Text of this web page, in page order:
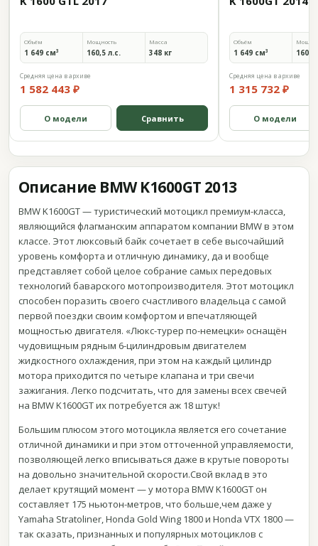
Объём
1 649 см³
Мощность
160,5 л.с.
Масса
348 кг
Средняя цена в архиве
1 582 443 ₽
О модели Сравнить
Объём
1 649 см³ 160,5
Средняя цена в архиве
1 315 732 ₽
О модели
Описание BMW K1600GT 2013
BMW K1600GT — туристический мотоцикл премиум-класса,
являющийся флагманским аппаратом компании BMW в этом
классе. Этот люксовый байк сочетает в себе высочайший
уровень комфорта и отличную динамику, да и вообще
представляет собой целое собрание самых передовых
технологий баварского мотопроизводителя. Этот мотоцикл
способен поразить своего счастливого владельца с самой
первой поездки своим комфортом и впечатляющей
мощностью двигателя. «Люкс-турер по-немецки» оснащён
чудовищным рядным 6-цилиндровым двигателем
жидкостного охлаждения, при этом на каждый цилиндр
мотора приходится по четыре клапана и три свечи
зажигания. Легко подсчитать, что для замены всех свечей
на BMW K1600GT их потребуется аж 18 штук!
Большим плюсом этого мотоцикла является его сочетание
отличной динамики и при этом отточенной управляемости,
позволяющей легко вписываться даже в крутые повороты
на довольно значительной скорости.Свой вклад в это
делает крутящий момент — у мотора BMW K1600GT он
составляет 175 ньютон-метров, что больше,чем даже у
Yamaha Stratoliner, Honda Gold Wing 1800 и Honda VTX 1800 —
так сказать, признанных и популярных мотоциклов с